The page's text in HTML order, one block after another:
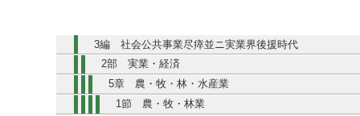
3編 社会公共事業尽瘁並ニ実業界後援時代
2部 実業・経済
5章 農・牧・林・水産業
1節 農・牧・林業